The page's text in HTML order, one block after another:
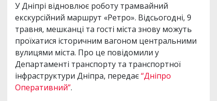
У Дніпрі відновлює роботу трамвайний
екскурсійний маршрут «Ретро». Відсьогодні, 9
травня, мешканці та гості міста знову можуть
проїхатися історичним вагоном центральними
вулицями міста. Про це повідомили у
Департаменті транспорту та транспортної
інфраструктури Дніпра, передає“Дніпро
Оперативний”.